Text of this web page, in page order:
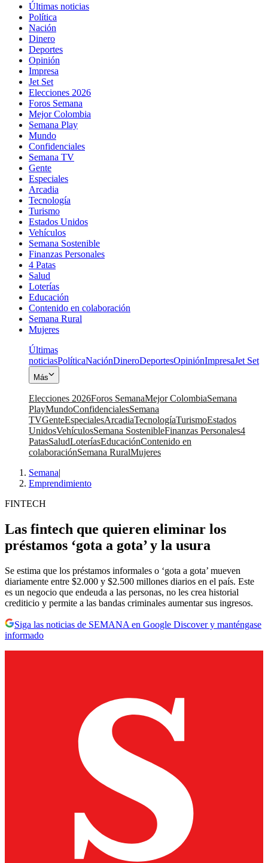
Últimas noticias
Política
Nación
Dinero
Deportes
Opinión
Impresa
Jet Set
Elecciones 2026
Foros Semana
Mejor Colombia
Semana Play
Mundo
Confidenciales
Semana TV
Gente
Especiales
Arcadia
Tecnología
Turismo
Estados Unidos
Vehículos
Semana Sostenible
Finanzas Personales
4 Patas
Salud
Loterías
Educación
Contenido en colaboración
Semana Rural
Mujeres
Últimas
noticiasPolíticaNaciónDineroDeportesOpiniónImpresaJet Set
Más
Elecciones 2026Foros SemanaMejor ColombiaSemana
PlayMundoConfidencialesSemana
TVGenteEspecialesArcadiaTecnologíaTurismoEstados
UnidosVehículosSemana SostenibleFinanzas Personales4
PatasSaludLoteríasEducaciónContenido en
colaboraciónSemana RuralMujeres
Semana|
Emprendimiento
FINTECH
Las fintech que quieren eliminar los
préstamos ‘gota a gota’ y la usura
Se estima que los préstamos informales o ‘gota a gota’ mueven
diariamente entre $2.000 y $2.500 millones diarios en el país. Este
es un negocio que endeuda a las personas, no les crea historial
crediticio y permite a las bandas criminales aumentar sus ingresos.
Siga las noticias de SEMANA en Google Discover y manténgase
informado